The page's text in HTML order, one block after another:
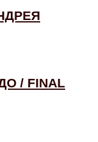
/ FINAL